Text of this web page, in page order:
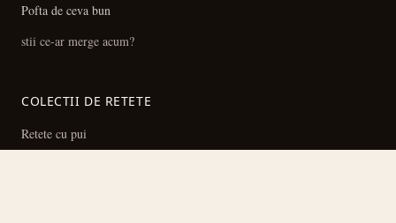
Pofta de ceva bun
stii ce-ar merge acum?
COLECTII DE RETETE
Retete cu pui